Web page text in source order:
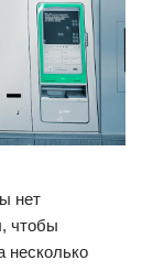
нет
чтобы
несколько